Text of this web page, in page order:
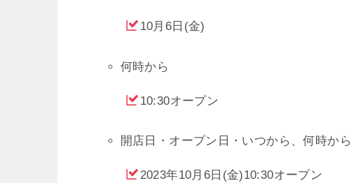
10月6日(金)
何時から
10:30オープン
開店日・オープン日・いつから、何時から
2023年10月6日(金)10:30オープン